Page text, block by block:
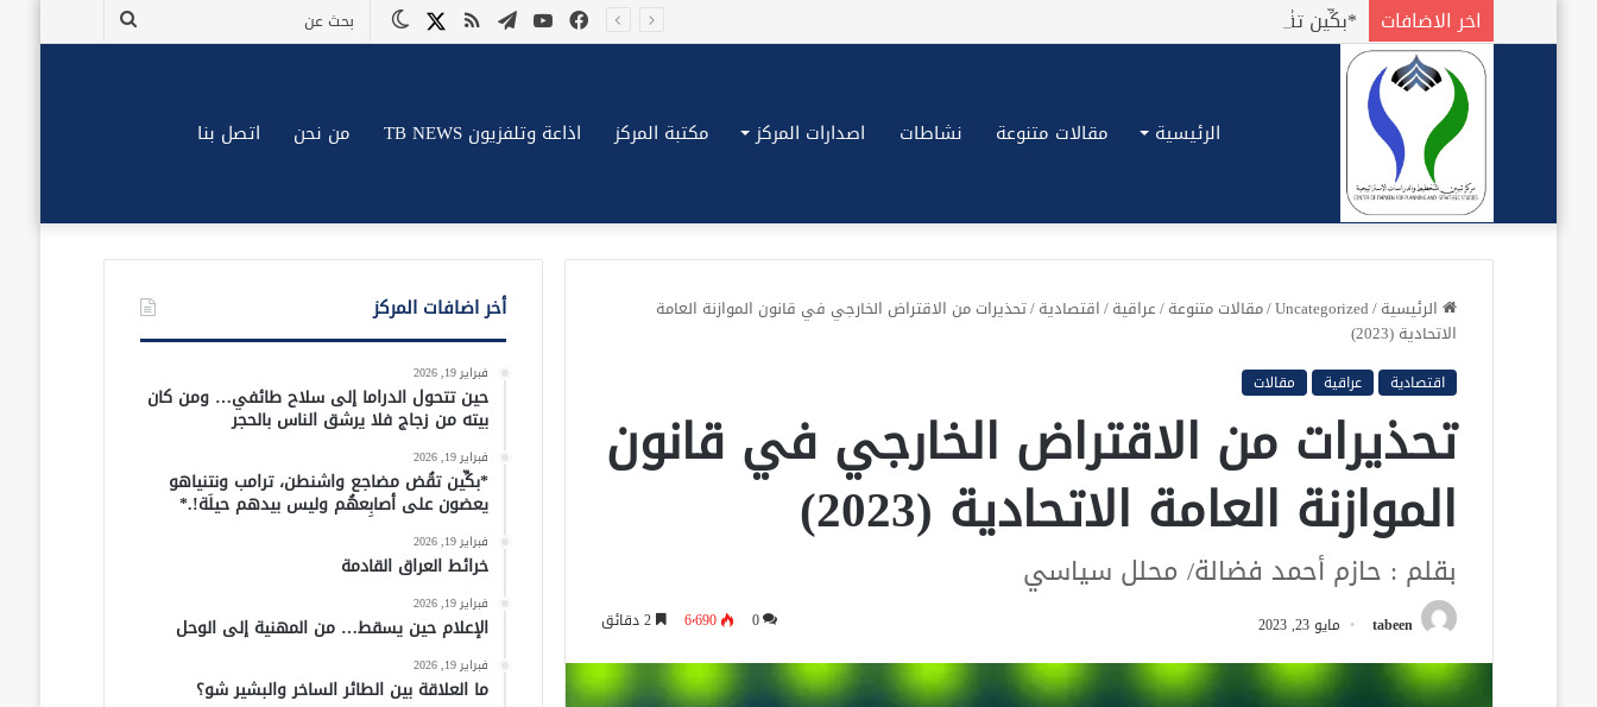
اخر الاضافات
بحث
الوضع X ملخص
تيلقراميوتيوب
فيسبوك
الرئيسية مقالات متنوعة نشاطات اصدارات المركز مكتبة المركز اذاعة وتلفزيون TB NEWS من نحن اتصل بنا
الرئيسية/
Uncategorized
/مقالات متنوعة/عراقية/اقتصادية/تحذيرات من الاقتراض الخارجي في قانون الموازنة العامة
الاتحادية (2023)
اقتصادية عراقية مقالات
تحذيرات من الاقتراض الخارجي في قانون
الموازنة العامة الاتحادية (2023)
بقلم : حازم أحمد فضالة/ محلل سياسي
tabeen مايو 23, 2023 0 6٬690 2 دقائق
أخر اضافات المركز
فبراير 19, 2026
حين تتحول الدراما إلى سلاح طائفي… ومن كان
بيته من زجاج فلا يرشق الناس بالحجر
فبراير 19, 2026
*بكِّين تقُض مضاجع واشنطن، ترامب ونتنياهو
يعضون على أصابِعهُم وليس بيدهم حيلَة!.*
فبراير 19, 2026
خرائط العراق القادمة
فبراير 19, 2026
الإعلام حين يسقط… من المهنية إلى الوحل
فبراير 19, 2026
ما العلاقة بين الطائر الساخر والبشير شو؟